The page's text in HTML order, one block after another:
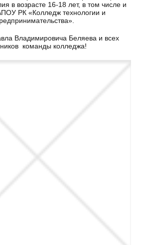
в возрасте 16-18 лет, в том числе и
РК «Колледж технологии и
Владимировича Беляева и всех
команды колледжа!